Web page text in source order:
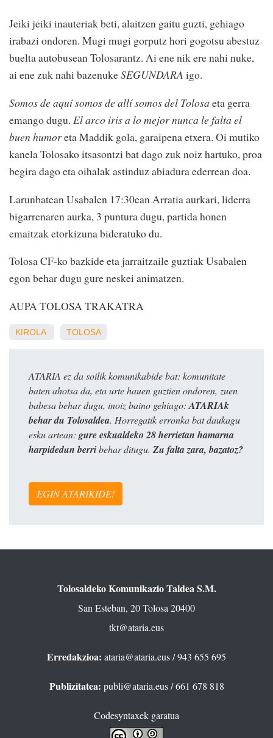
Jeiki jeiki inauteriak beti, alaitzen gaitu guzti, gehiago
irabazi ondoren. Mugi mugi gorputz hori gogotsu abestuz
buelta autobusean Tolosarantz. Ai ene nik ere nahi nuke,
ai ene zuk nahi bazenukeSEGUNDARA igo.
Somos de aquí somos de allí somos del Tolosa eta gerra
emango dugu. El arco iris a lo mejor nunca le falta el
buen humoreta Maddik gola, garaipena etxera. Oi mutiko
kanela Tolosako itsasontzi bat dago zuk noiz hartuko, proa
begira dago eta oihalak astinduz abiadura ederrean doa.
Larunbatean Usabalen 17:30ean Arratia aurkari, liderra
bigarrenaren aurka, 3 puntura dugu, partida honen
emaitzak etorkizuna bideratuko du.
Tolosa CF-ko bazkide eta jarraitzaile guztiak Usabalen
egon behar dugu gure neskei animatzen.
AUPA TOLOSA TRAKATRA
KIROLA TOLOSA
ATARIA ez da soilik komunikabide bat: komunitate
baten ahotsa da, eta urte hauen guztien ondoren, zuen
babesa behar dugu, inoiz baino gehiago:ATARIAk
behar du Tolosaldea. Horregatik erronka bat daukagu
esku artean: gure eskualdeko 28 herrietan hamarna
harpidedun berribehar ditugu. Zu falta zara, bazatoz?
EGIN ATARIKIDE!
Tolosaldeko Komunikazio Taldea S.M.
San Esteban, 20 Tolosa 20400
tkt@ataria.eus
Erredakzioa: ataria@ataria.eus/ 943 655 695
Publizitatea: publi@ataria.eus/ 661 678 818
Codesyntaxek garatua